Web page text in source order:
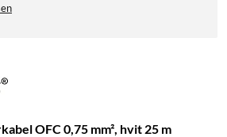
OFC 0,75 mm², hvit 25 m